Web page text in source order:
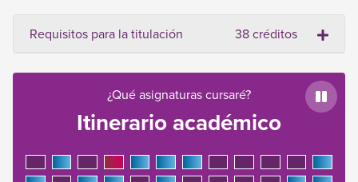
Requisitos para la titulación 38 créditos
Pausa
¿Qué asignaturas cursaré?
Itinerario académico